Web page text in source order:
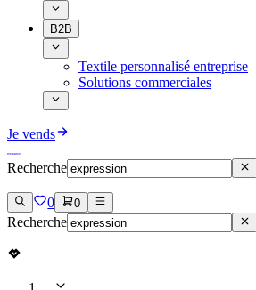
B2B
Textile personnalisé entreprise
Solutions commerciales
Je vends
Recherche
0 0
Recherche